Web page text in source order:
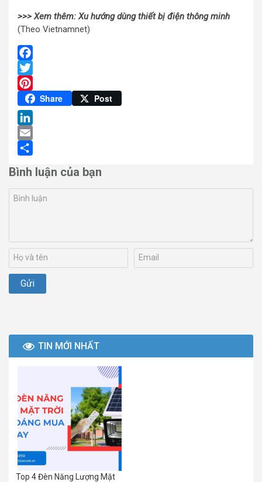
>>> Xem thêm: Xu hướng dùng thiết bị điện thông minh
(Theo Vietnamnet)
Facebook
Twitter
Pinterest
Share Post
LinkedIn
Email
Bình luận của bạn
TIN MỚI NHẤT
Top 4 Đèn Năng Lượng Mặt